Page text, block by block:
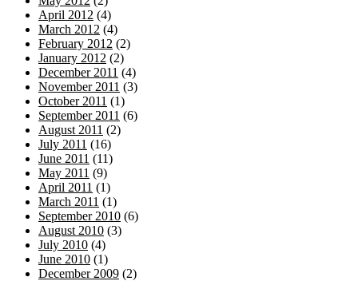
April 2012 (4)
March 2012 (4)
February 2012 (2)
January 2012 (2)
December 2011 (4)
November 2011 (3)
October 2011 (1)
September 2011 (6)
August 2011 (2)
July 2011 (16)
June 2011 (11)
May 2011 (9)
April 2011 (1)
March 2011 (1)
September 2010 (6)
August 2010 (3)
July 2010 (4)
June 2010 (1)
December 2009 (2)